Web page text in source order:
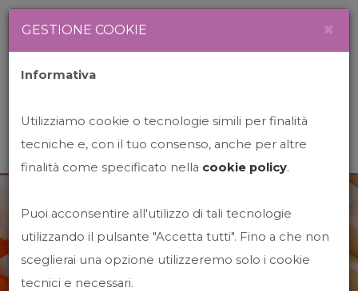
News&Events
GESTIONE COOKIE ×
Informativa
Utilizziamo cookie o tecnologie simili per finalità
tecniche e, con il tuo consenso, anche per altre
finalità come specificato nella cookie policy.
Puoi acconsentire all'utilizzo di tali tecnologie
utilizzando il pulsante "Accetta tutti". Fino a che non
sceglierai una opzione utilizzeremo solo i cookie
tecnici e necessari.